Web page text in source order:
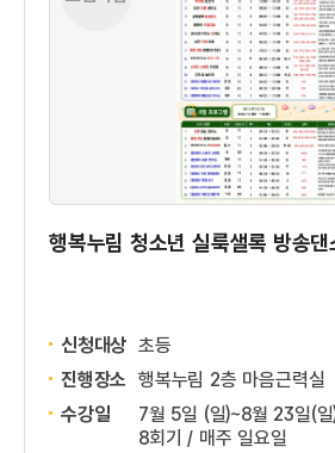
행복누림 청소년 실룩샐록 방송댄
신청대상 초등
진행장소 행복누림 2층 마음근력실
수강일
7월 5일 (일)~8월 23일(
8회기 / 매주 일요일